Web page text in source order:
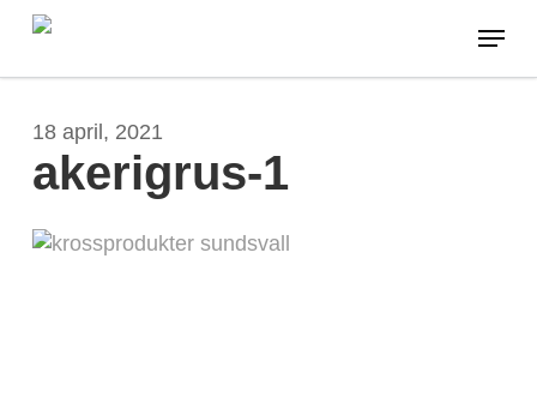
Skip
main
Menu
18 april, 2021
akerigrus-1